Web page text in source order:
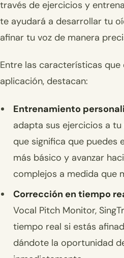
través de ejercicios y
te ayudará a desarrollar tu
afinar tu voz de manera
Entre las características que
aplicación, destacan:
Entrenamiento
adapta sus ejercicios a
que significa que puedes
más básico y avanzar
complejos a medida que
Corrección en tiempo
Vocal Pitch Monitor,
tiempo real si estás
dándote la oportunidad